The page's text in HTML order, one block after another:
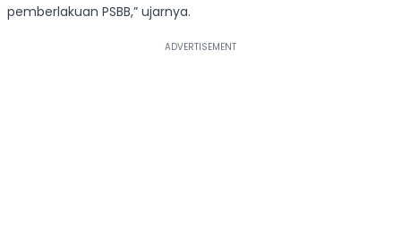
pemberlakuan PSBB,” ujarnya.